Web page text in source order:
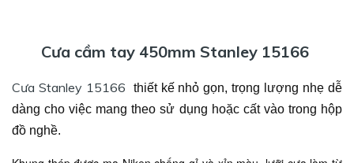
Cưa cầm tay 450mm Stanley 15166
Cưa Stanley 15166
thiết kế nhỏ gọn, trọng lượng nhẹ dễ
dàng cho việc mang theo sử dụng hoặc cất vào trong hộp
đồ nghề.